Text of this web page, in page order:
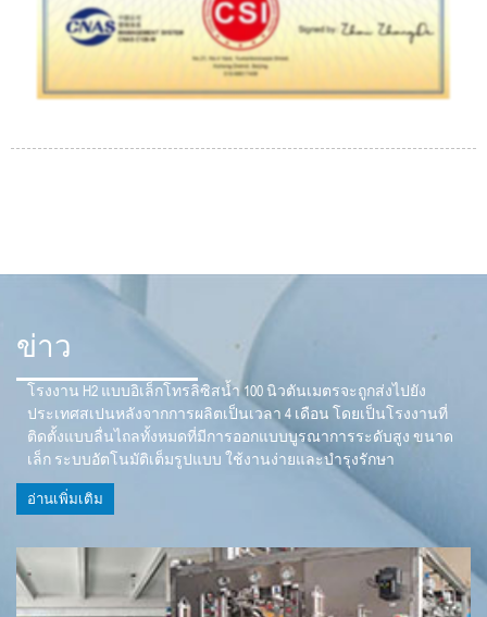
ข่าว
โรงงาน H2 แบบอิเล็กโทรลิซิสน้ำ 100 นิวตันเมตรจะถูกส่งไปยัง
ประเทศสเปนหลังจากการผลิตเป็นเวลา 4 เดือน โดยเป็นโรงงานที่
ติดตั้งแบบลื่นไถลทั้งหมดที่มีการออกแบบบูรณาการระดับสูง ขนาด
เล็ก ระบบอัตโนมัติเต็มรูปแบบ ใช้งานง่ายและบำรุงรักษา
อ่านเพิ่มเติม